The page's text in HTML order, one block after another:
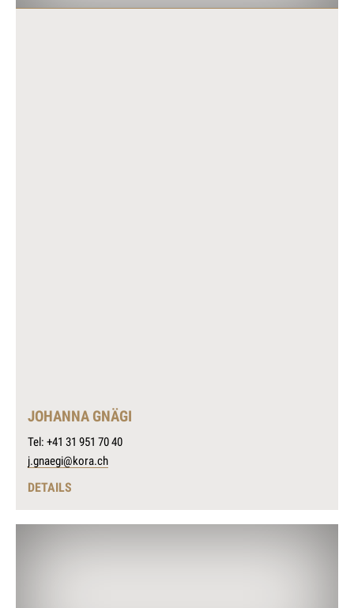
JOHANNA GNÄGI
Tel: +41 31 951 70 40
j.gnaegi@kora.ch
DETAILS